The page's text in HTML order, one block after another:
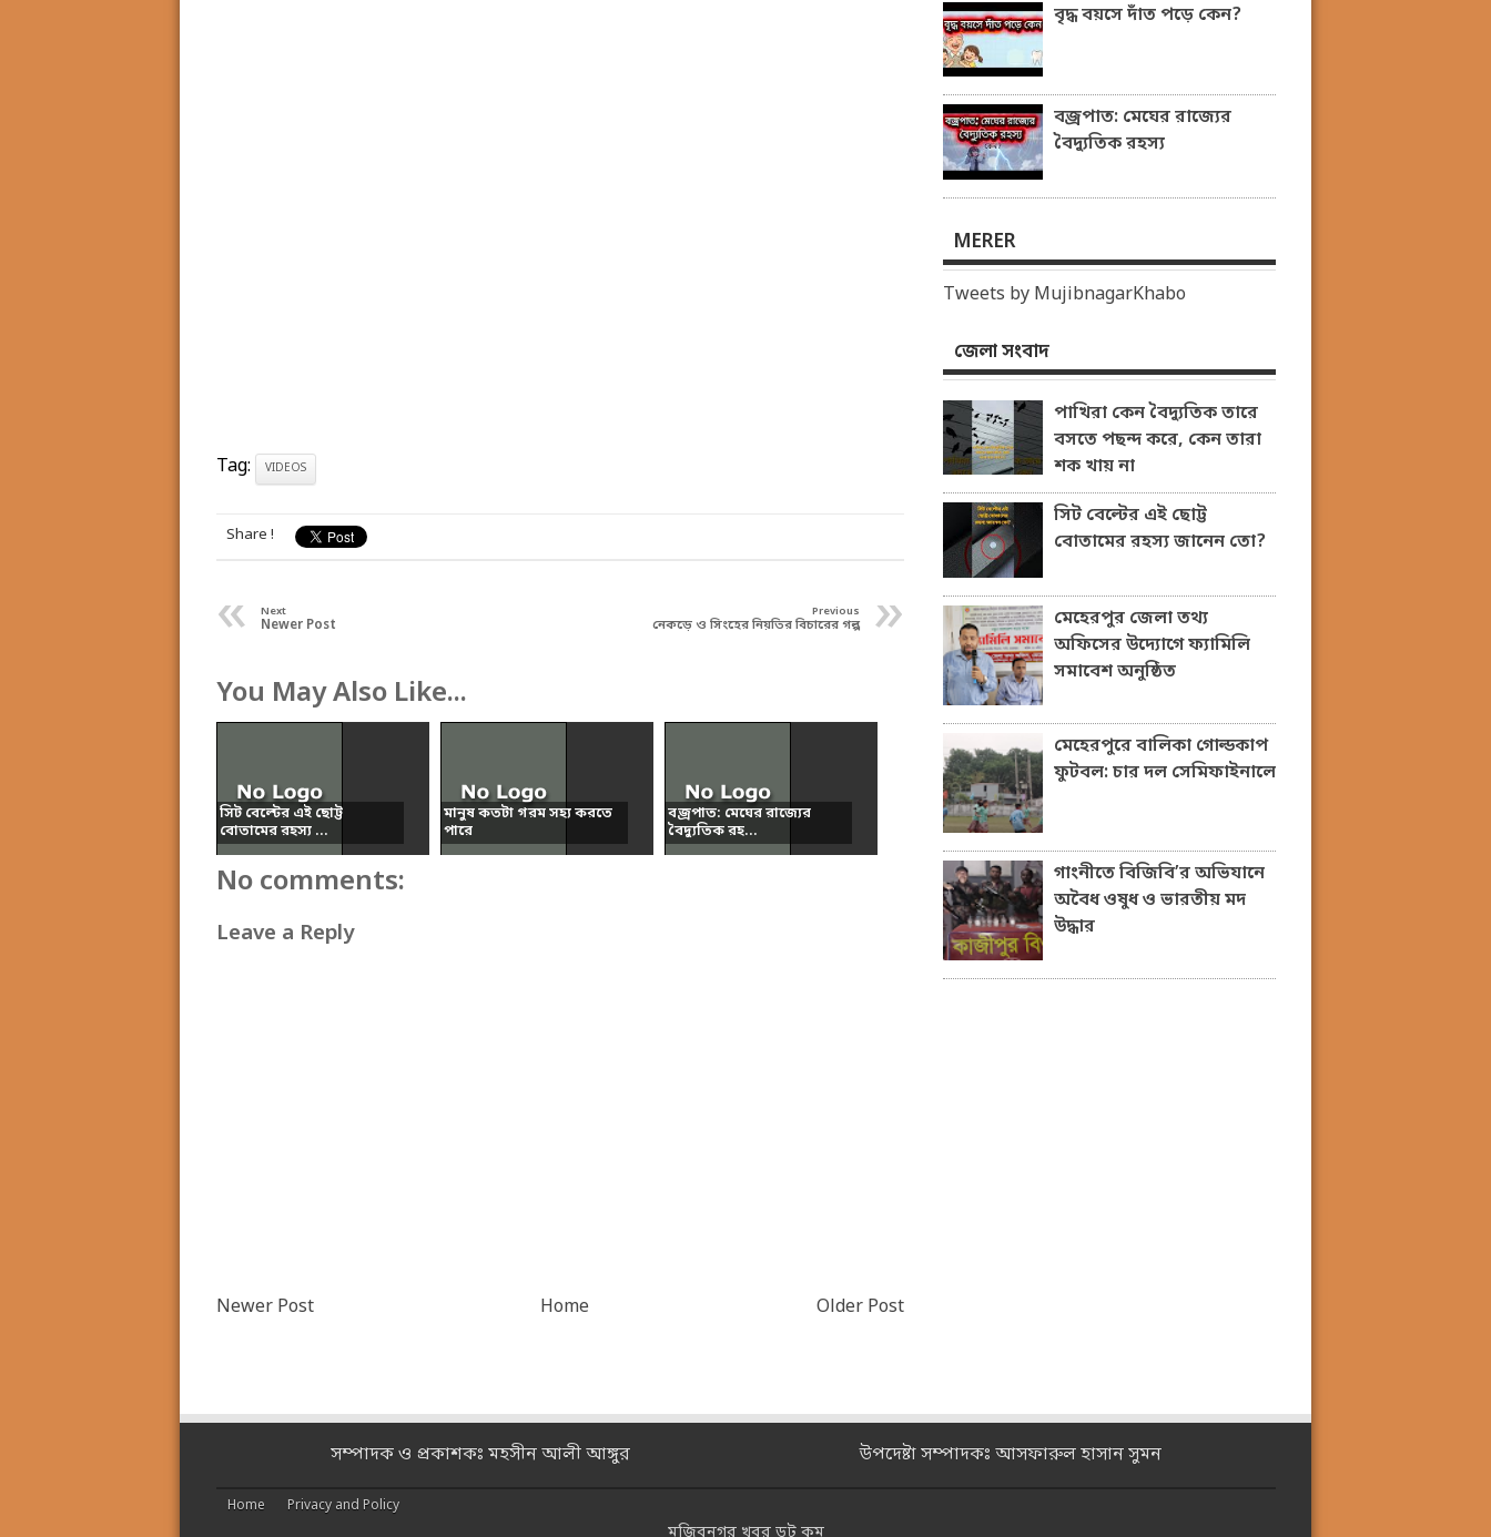
Tag: VIDEOS
Share !
« Next
Newer Post »
Previous
নেকড়ে ও সিংহের নিয়তির বিচারের গল্প
You May Also Like...
সিট বেল্টের এই ছোট্ট
বোতামের রহস্য ...
মানুষ কতটা গরম সহ্য করতে
পারে
বজ্রপাত: মেঘের রাজ্যের
বৈদ্যুতিক রহ...
No comments:
Leave a Reply
Newer Post Older Post
Home
বৃদ্ধ বয়সে দাঁত পড়ে কেন?
বজ্রপাত: মেঘের রাজ্যের
বৈদ্যুতিক রহস্য
MERER
Tweets by MujibnagarKhabo
জেলা সংবাদ
পাখিরা কেন বৈদ্যুতিক তারে
বসতে পছন্দ করে, কেন তারা
শক খায় না
সিট বেল্টের এই ছোট্ট
বোতামের রহস্য জানেন তো?
মেহেরপুর জেলা তথ্য
অফিসের উদ্যোগে ফ্যামিলি
সমাবেশ অনুষ্ঠিত
মেহেরপুরে বালিকা গোল্ডকাপ
ফুটবল: চার দল সেমিফাইনালে
গাংনীতে বিজিবি’র অভিযানে
অবৈধ ওষুধ ও ভারতীয় মদ
উদ্ধার
সম্পাদক ও প্রকাশকঃ মহসীন আলী আঙ্গুর উপদেষ্টা সম্পাদকঃ আসফারুল হাসান সুমন
Home Privacy and Policy